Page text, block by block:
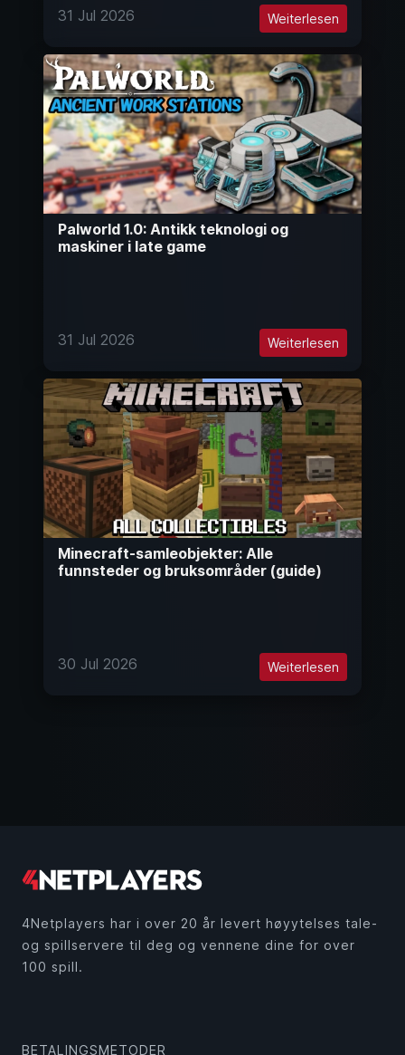
31 Jul 2026 Weiterlesen
Palworld 1.0: Antikk teknologi og
maskiner i late game
31 Jul 2026 Weiterlesen
Minecraft-samleobjekter: Alle
funnsteder og bruksområder (guide)
30 Jul 2026 Weiterlesen
4Netplayers har i over 20 år levert høyytelses tale-
og spillservere til deg og vennene dine for over
100 spill.
BETALINGSMETODER